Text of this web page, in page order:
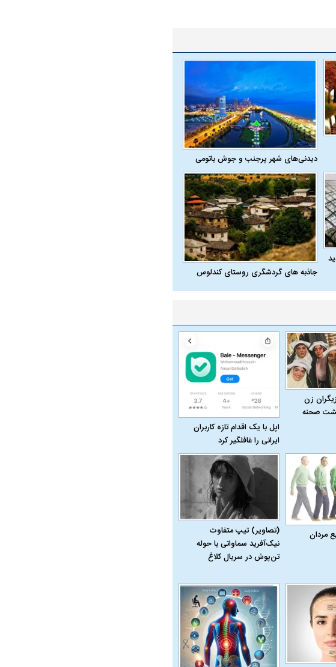
دیدنی‌های شهر پرجنب و جوش باتومی
جاذبه های گردشگری روستای کندلوس
زن
پشت صحنه
اپل با یک اقدام تازه کاربران
ایرانی را غافلگیر کرد
مردان
(تصاویر) تیپ متفاوت
نیک‌آفرید سماواتی با حوله
تن‌پوش در سریال کلاغ
عزاداری ماه محرم در دوران قاجار چگونه
انجام می‌شد؟
ببینید| انیمیشن لگویی حمله به کویت با
جنگنده اف-۵
دلیل علاقه برخی افراد به فال و طالع‌بینی تاثیر استرس بر بدن